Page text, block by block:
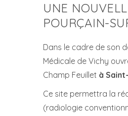
UNE
POURÇAIN-
Dans le cadre de son
Médicale de Vichy
Champ Feuillet à
Ce site permettra la
(radiologie